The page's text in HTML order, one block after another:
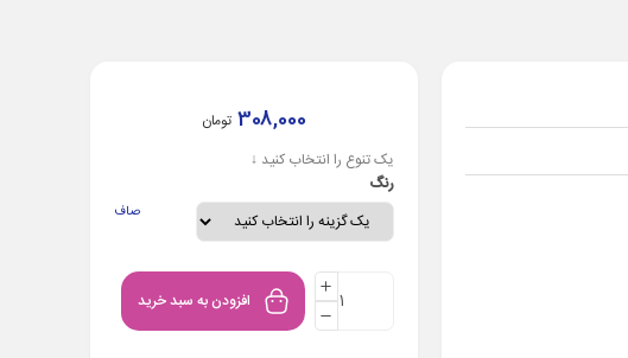
308,000 تومان
یک تنوع را انتخاب کنید ↓
رنگ
صاف
افزودن به سبد خرید